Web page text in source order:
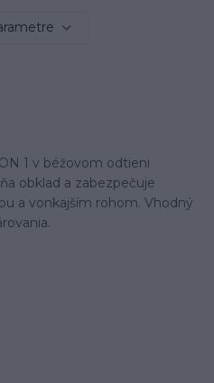
1 v béžovom odtieni
obklad a zabezpečuje
a vonkajším rohom. Vhodný